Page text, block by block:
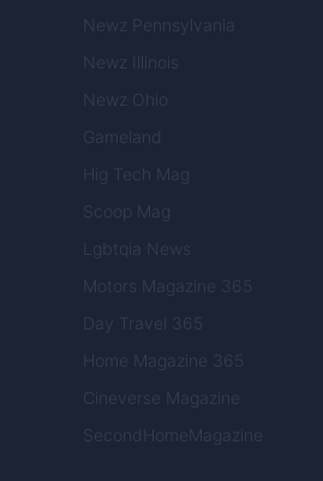
Newz Pennsylvania
Newz Illinois
Newz Ohio
Gameland
Hig Tech Mag
Scoop Mag
Lgbtqia News
Motors Magazine 365
Day Travel 365
Home Magazine 365
Cineverse Magazine
SecondHomeMagazine